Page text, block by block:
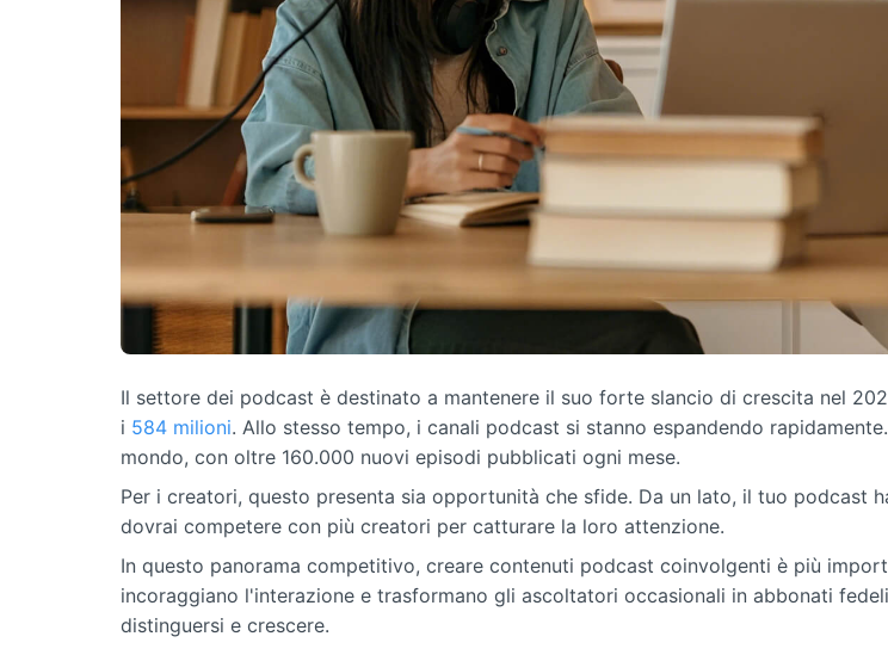
Il settore dei podcast è destinato a mantenere il suo forte slancio di crescita nel
i 584 milioni. Allo stesso tempo, i canali podcast si stanno espandendo
mondo, con oltre 160.000 nuovi episodi pubblicati ogni mese.
Per i creatori, questo presenta sia opportunità che sfide. Da un lato, il tuo podcast
dovrai competere con più creatori per catturare la loro attenzione.
In questo panorama competitivo, creare contenuti podcast coinvolgenti è più
incoraggiano l'interazione e trasformano gli ascoltatori occasionali in abbonati
distinguersi e crescere.